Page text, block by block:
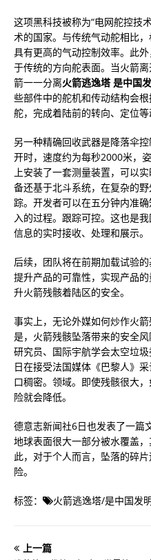
这项黑科技被称为“电网舵控技
术的国家。与传统气动舵相比
具有更高的气动控制效率。此
于传统的方向舵表面。当火箭
箭一一分离火箭逃逸塔 是中国
些部件中的舵机和传动结构会
舵，完成着陆前的转向、定位等
另一种精确回收武器是降落伞
开时，速度约为每秒2000米，
上安装了一套测量装置，可以
备还基于北斗系统，在复杂的
踪。开发者可以在五分钟内准
入的过程。跟踪可控。这也是
信息的实时接收、处理和展示。
后续，团队将在前期加载试验
提升产品的可靠性，实现产品
升火箭残骸着陆区的安全。
事实上，无论外媒如何炒作火
是，火箭残骸坠落带来的安全
研究员、国际宇航学会太空垃
日在接受法国媒体《巴黎人》
口稠密。领域。即使残骸很大
险就会降低。
德意志新闻社6日也发表了一篇
地球表面很大一部分被水覆盖
此，对于个人而言，坠落的碎
险。
标签： 火箭逃逸塔/是中国发
上一篇